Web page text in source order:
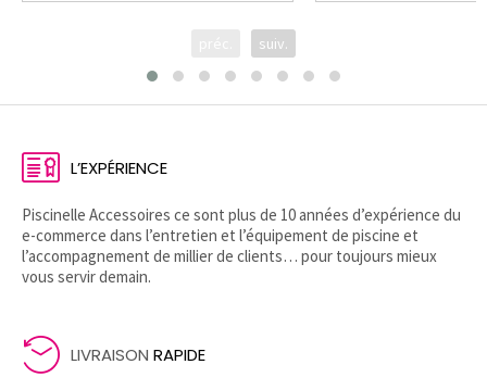
suiv.
L’EXPÉRIENCE
Piscinelle Accessoires ce sont plus de 10 années d’expérience du
e-commerce dans l’entretien et l’équipement de piscine et
l’accompagnement de millier de clients… pour toujours mieux
vous servir demain.
LIVRAISON RAPIDE